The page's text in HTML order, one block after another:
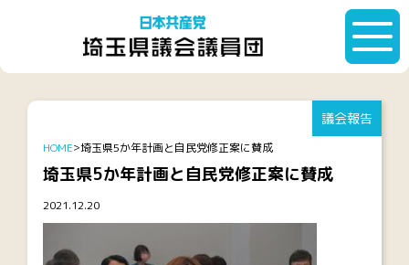
HOME 埼玉県5か年計画と自民党修正案に賛成
埼玉県5か年計画と自民党修正案に賛成
2021.12.20
議会報告